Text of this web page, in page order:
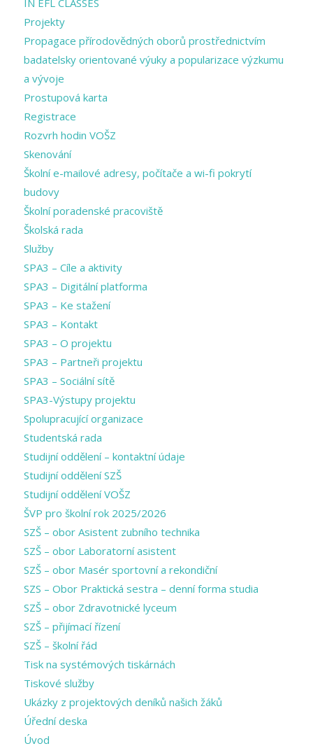
Projekty
Propagace přírodovědných oborů prostřednictvím
badatelsky orientované výuky a popularizace výzkumu
a vývoje
Prostupová karta
Registrace
Rozvrh hodin VOŠZ
Skenování
Školní e-mailové adresy, počítače a wi-fi pokrytí
budovy
Školní poradenské pracoviště
Školská rada
Služby
SPA3 – Cíle a aktivity
SPA3 – Digitální platforma
SPA3 – Ke stažení
SPA3 – Kontakt
SPA3 – O projektu
SPA3 – Partneři projektu
SPA3 – Sociální sítě
SPA3-Výstupy projektu
Spolupracující organizace
Studentská rada
Studijní oddělení – kontaktní údaje
Studijní oddělení SZŠ
Studijní oddělení VOŠZ
ŠVP pro školní rok 2025/2026
SZŠ – obor Asistent zubního technika
SZŠ – obor Laboratorní asistent
SZŠ – obor Masér sportovní a rekondiční
SZS – Obor Praktická sestra – denní forma studia
SZŠ – obor Zdravotnické lyceum
SZŠ – přijímací řízení
SZŠ – školní řád
Tisk na systémových tiskárnách
Tiskové služby
Ukázky z projektových deníků našich žáků
Úřední deska
Úvod